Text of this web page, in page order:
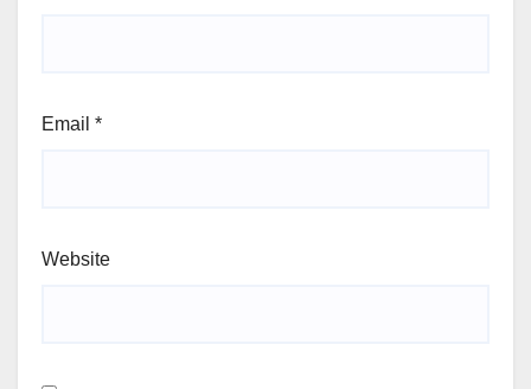
Email *
Website